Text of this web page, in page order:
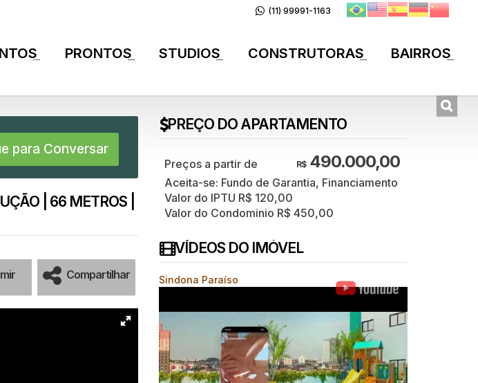
(11) 99991-1163
BAIRROS
CONSTRUTORAS
STUDIOS
PRONTOS
para Conversar
| 66 METROS |
Compartilhar
PREÇO DO APARTAMENTO
R$490.000,00
Aceita-se: Fundo de Garantia, Financiamento
Valor do IPTU R$ 120,00
Valor do Condominio R$ 450,00
VÍDEOS DO IMÓVEL
Sindona Paraíso